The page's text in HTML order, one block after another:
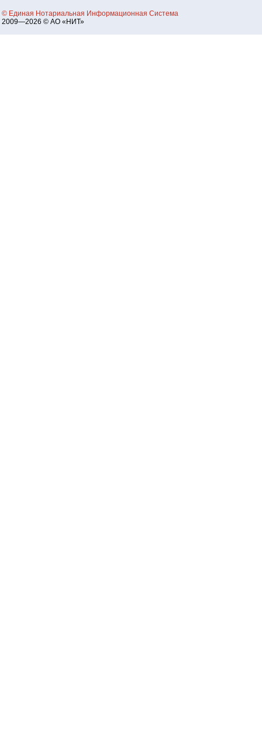
© Единая Нотариальная Информационная Система
2009—2026 © АО «НИТ»